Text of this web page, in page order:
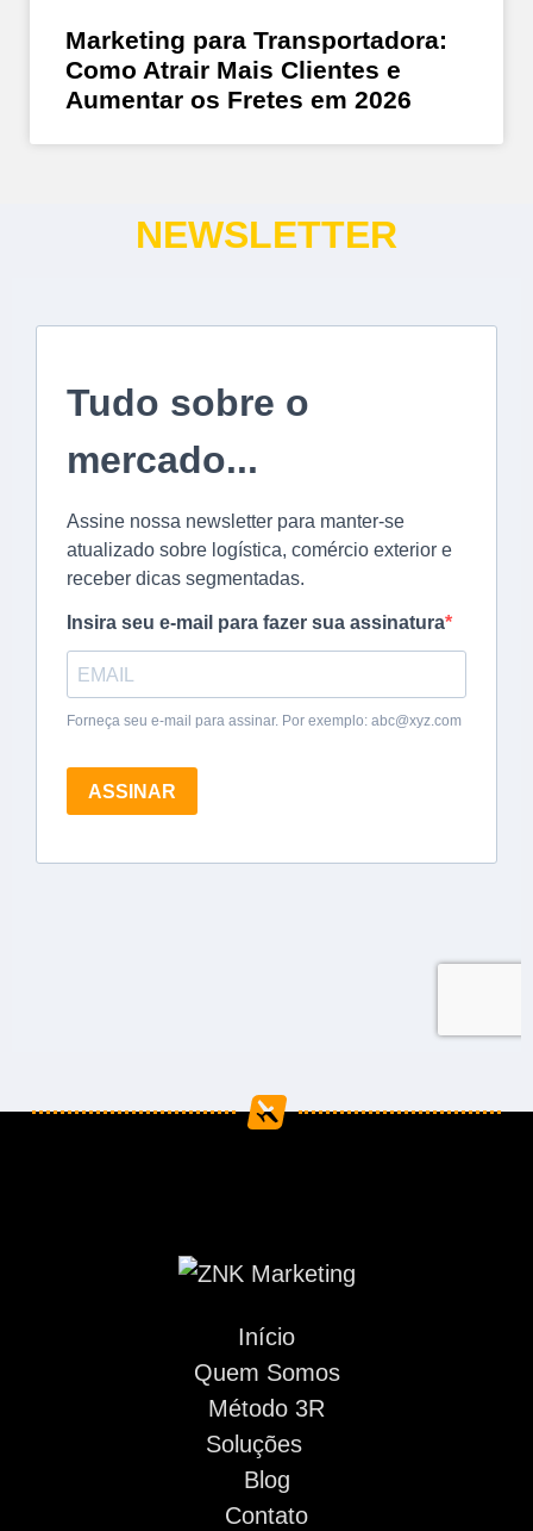
Marketing para Transportadora:
Como Atrair Mais Clientes e
Aumentar os Fretes em 2026
NEWSLETTER
Início
Quem Somos
Método 3R
Soluções
Blog
Contato